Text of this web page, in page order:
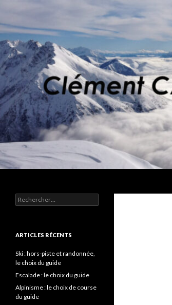
ARTICLES RÉCENTS
Ski : hors-piste et randonnée,
le choix du guide
Escalade : le choix du guide
Alpinisme : le choix de course
du guide